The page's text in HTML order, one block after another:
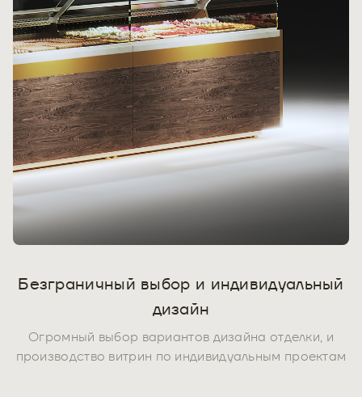
Безграничный выбор и индивидуальный
дизайн
Огромный выбор вариантов дизайна отделки, и
производство витрин по индивидуальным проектам